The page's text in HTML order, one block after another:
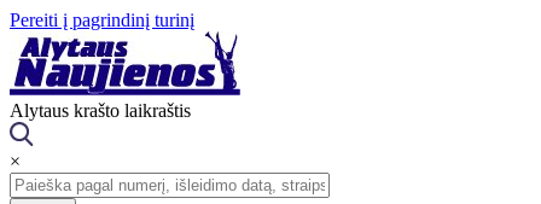
Pereiti į pagrindinį turinį
Alytaus krašto laikraštis
×